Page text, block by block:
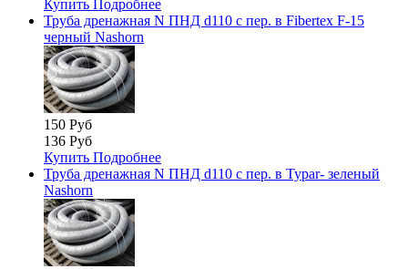
Купить Подробнее
Труба дренажная N ПНД d110 с пер. в Fibertex F-15
черный Nashorn
150 Руб
136 Руб
Купить Подробнее
Труба дренажная N ПНД d110 с пер. в Typar- зеленый
Nashorn